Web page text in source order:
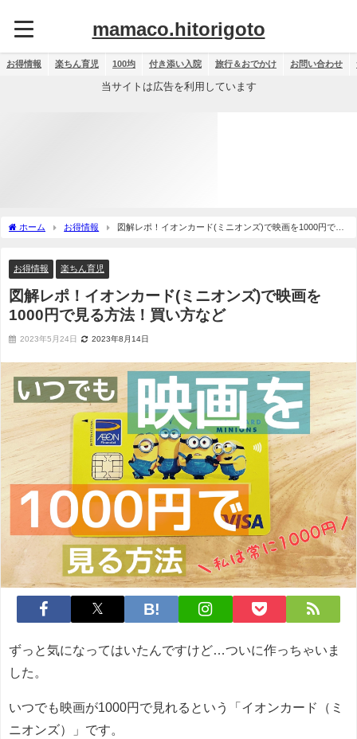
mamaco.hitorigoto
お得情報 楽ちん育児 100均 付き添い入院 旅行＆おでかけ お問い合わせ
当サイトは広告を利用しています
ホーム お得情報
図解レポ！イオンカード(ミニオンズ)で映画を1000円で見
お得情報 楽ちん育児
図解レポ！イオンカード(ミニオンズ)で映画を
1000円で見る方法！買い方など
2023年5月24日 2023年8月14日
ずっと気になってはいたんですけど…ついに作っちゃいま
した。
いつでも映画が1000円で見れるという「イオンカード（ミ
ニオンズ）」です。